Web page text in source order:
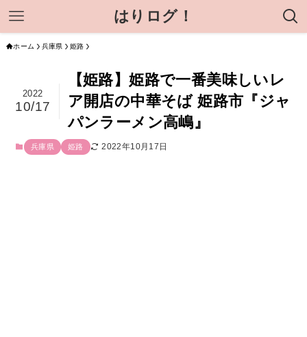
はりログ！
ホーム 兵庫県 姫路
【姫路】姫路で一番美味しいレ
ア開店の中華そば 姫路市『ジャ
パンラーメン高嶋』
2022
10/17
兵庫県 姫路 2022年10月17日